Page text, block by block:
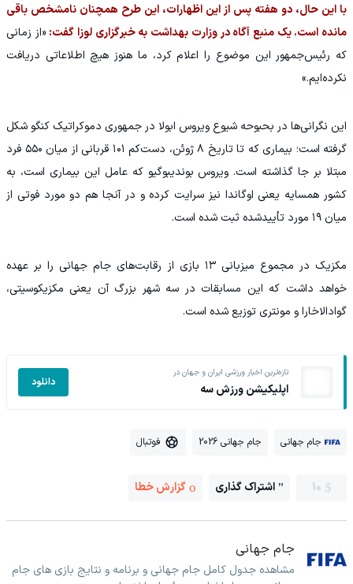
با این حال، دو هفته پس از این اظهارات، این طرح همچنان نامشخص باقی
مانده است. یک منبع آگاه در وزارت بهداشت به خبرگزاری لوزا گفت: «از زمانی
که رئیس‌جمهور این موضوع را اعلام کرد، ما هنوز هیچ اطلاعاتی دریافت
نکرده‌ایم.»
این نگرانی‌ها در بحبوحه شیوع ویروس ابولا در جمهوری دموکراتیک کنگو شکل
گرفته است؛ بیماری که تا تاریخ ۸ ژوئن، دست‌کم ۱۰۱ قربانی از میان ۵۵۰ فرد
مبتلا بر جا گذاشته است. ویروس بوندیبوگیو که عامل این بیماری است، به
کشور همسایه یعنی اوگاندا نیز سرایت کرده و در آنجا هم دو مورد فوتی از
میان ۱۹ مورد تأییدشده ثبت شده است.
مکزیک در مجموع میزبانی ۱۳ بازی از رقابت‌های جام جهانی را بر عهده
خواهد داشت که این مسابقات در سه شهر بزرگ آن یعنی مکزیکوسیتی،
گوادالاخارا و مونتری توزیع شده است.
تازه‌ترین اخبار ورزشی ایران و جهان در
اپلیکیشن ورزش سه دانلود
جام جهانی جام جهانی 2026 فوتبال
10 اشتراک گذاری گزارش خطا
جام جهانی
مشاهده جدول کامل جام جهانی و برنامه و نتایج بازی های جام